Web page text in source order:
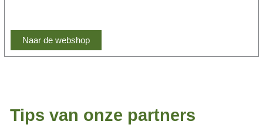
Naar de webshop
Tips van onze partners